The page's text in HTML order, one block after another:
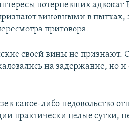
потерпевших адвокат
виновными в пытках,
приговора.
своей вины не признают.
на задержание, но и
какое-либо недовольство
практически целые сутки,